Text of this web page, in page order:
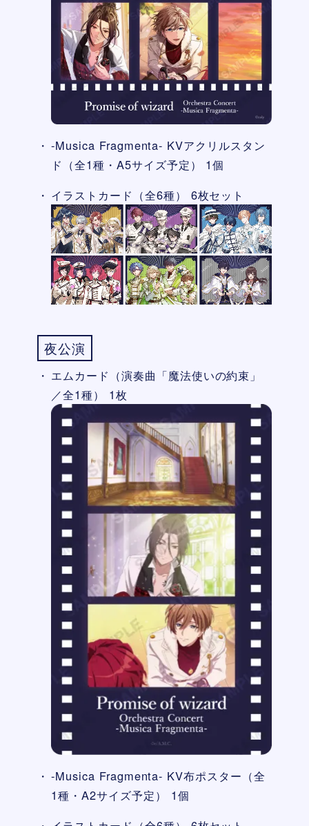
-Musica Fragmenta- KVアクリルスタン
ド（全1種・A5サイズ予定） 1個
イラストカード（全6種） 6枚セット
夜公演
エムカード（演奏曲「魔法使いの約束」
／全1種） 1枚
-Musica Fragmenta- KV布ポスター（全
1種・A2サイズ予定） 1個